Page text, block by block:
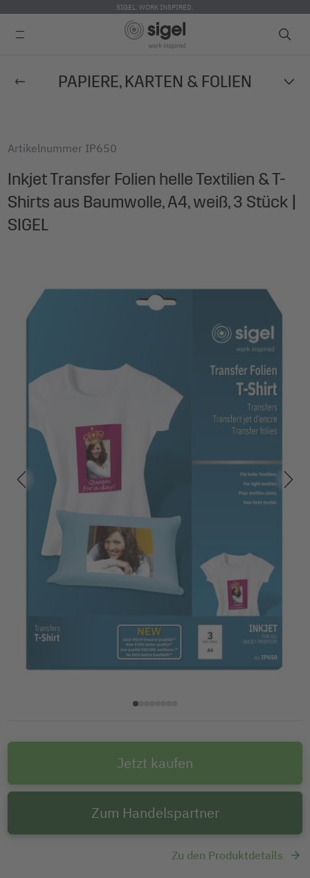
zum
SIGEL. WORK INSPIRED.
PAPIERE, KARTEN & FOLIEN
Artikelnummer IP650
Inkjet Transfer Folien helle Textilien & T-
Shirts aus Baumwolle, A4, weiß, 3 Stück |
SIGEL
Jetzt kaufen
Zum Handelspartner
Zu den Produktdetails